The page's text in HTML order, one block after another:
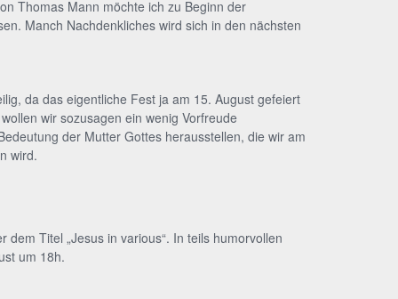
Thomas Mann möchte ich zu Beginn der
Manch Nachdenkliches wird sich in den nächsten
da das eigentliche Fest ja am 15. August gefeiert
wir sozusagen ein wenig Vorfreude
der Mutter Gottes herausstellen, die wir am
wird.
Titel „Jesus in various“. In teils humorvollen
um 18h.